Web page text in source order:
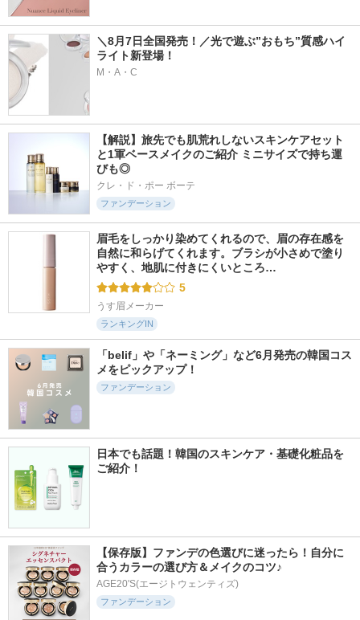
＼8月7日全国発売！／光で遊ぶ”おもち”質感ハイ
ライト新登場！
M・A・C
【解説】旅先でも肌荒れしないスキンケアセット
と1軍ベースメイクのご紹介 ミニサイズで持ち運
びも◎
クレ・ド・ポー ボーテ
ファンデーション
眉毛をしっかり染めてくれるので、眉の存在感を
自然に和らげてくれます。ブラシが小さめで塗り
やすく、地肌に付きにくいところ…
5
うす眉メーカー
ランキングIN
「belif」や「ネーミング」など6月発売の韓国コス
メをピックアップ！
ファンデーション
日本でも話題！韓国のスキンケア・基礎化粧品を
ご紹介！
【保存版】ファンデの色選びに迷ったら！自分に
合うカラーの選び方＆メイクのコツ♪
AGE20'S(エージトウェンティズ)
ファンデーション